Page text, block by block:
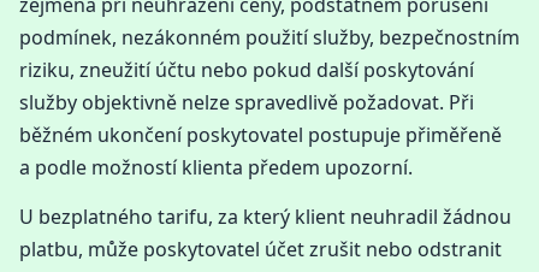
podmínek, nezákonném použití služby, bezpečnostním
riziku, zneužití účtu nebo pokud další poskytování
služby objektivně nelze spravedlivě požadovat. Při
běžném ukončení poskytovatel postupuje přiměřeně
a podle možností klienta předem upozorní.
U bezplatného tarifu, za který klient neuhradil žádnou
platbu, může poskytovatel účet zrušit nebo odstranit